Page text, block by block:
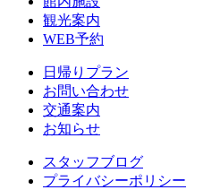
観光案内
WEB予約
日帰りプラン
お問い合わせ
交通案内
お知らせ
スタッフブログ
プライバシーポリシー